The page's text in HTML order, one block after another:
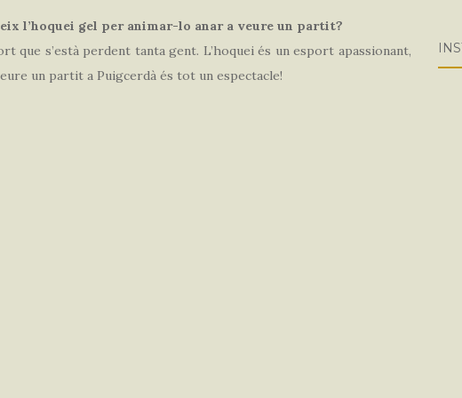
l’hoquei gel per animar-lo anar a veure un partit?
que s’està perdent tanta gent. L’hoquei és un esport apassionant,
un partit a Puigcerdà és tot un espectacle!